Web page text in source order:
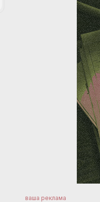
ваша реклама